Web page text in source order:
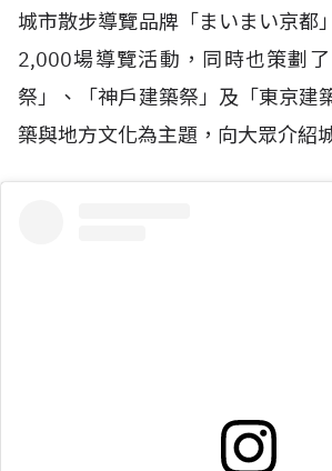
城市散步導覽品牌「まいまい京都
2,000場導覽活動，同時也策劃
祭」、「神戶建築祭」及「東京建
築與地方文化為主題，向大眾介紹